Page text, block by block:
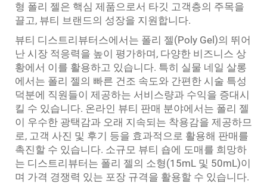
형 폴리 젤은 핵심 제품으로서 타깃 고객층의 주목을
끌고, 뷰티 브랜드의 성장을 지원합니다.
뷰티 디스트리뷰터스에서는 폴리 젤(Poly Gel)의 뛰어
난 시장 적응력을 높이 평가하며, 다양한 비즈니스 상
황에서 이를 활용하고 있습니다. 특히 실물 네일 살롱
에서는 폴리 젤의 빠른 건조 속도와 간편한 시술 특성
덕분에 직원들이 제공하는 서비스량과 수익을 증대시
킬 수 있습니다. 온라인 뷰티 판매 분야에서는 폴리 젤
이 우수한 광택감과 오래 지속되는 착용감을 제공하므
로, 고객 사진 및 후기 등을 효과적으로 활용해 판매를
촉진할 수 있습니다. 소규모 뷰티 숍에 도매를 희망하
는 디스트리뷰터는 폴리 젤의 소형(15mL 및 50mL)이
며 가격 경쟁력 있는 포장 규격을 활용할 수 있습니다.